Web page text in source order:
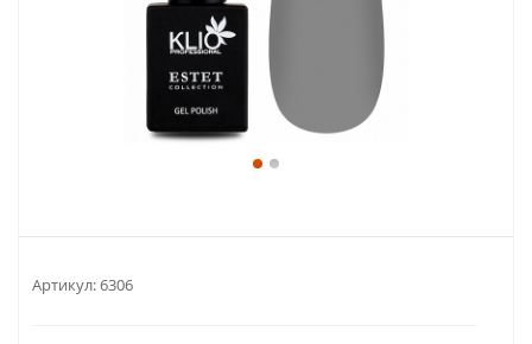
Артикул:6306